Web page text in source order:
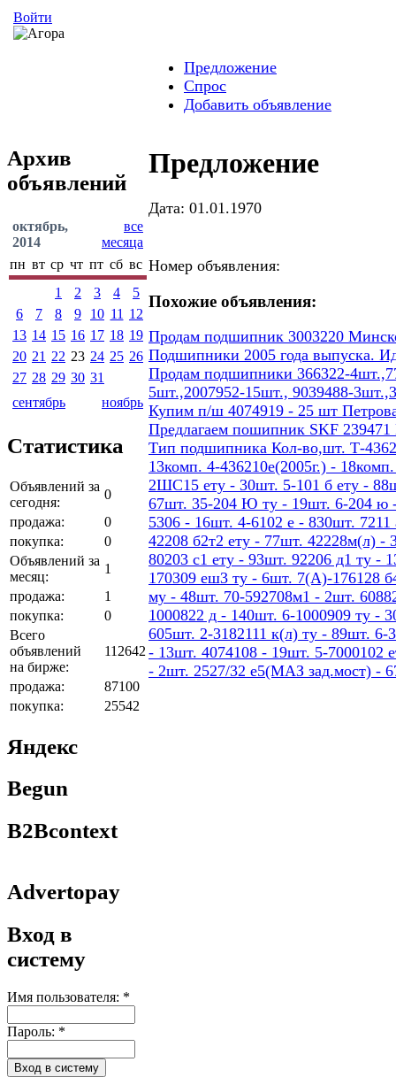
Войти
Предложение
Спрос
Добавить объявление
Архив
объявлений
октябрь,
2014
все
месяца
пн вт ср чт пт сб вс
1
2 3 4
5
6
7 8 9 10 11 12
13 14 15 16 17 18 19
20 21 22 23 24 25 26
27 28 29 30 31
сентябрь
ноябрь
Статистика
Объявлений за
сегодня:
0
продажа:
0
покупка:
0
Объявлений за
месяц:
1
продажа:
1
покупка:
0
Всего
объявлений
на бирже:
112642
продажа:
87100
покупка:
25542
Яндекс
Begun
B2Bcontext
Advertopay
Вход в
систему
Имя пользователя: *
Пароль: *
Предложение
Дата: 01.01.1970
Номер объявления:
Похожие объявления:
Продам подшипник 3003220
Подшипники 2005 года выпуска.
Продам подшипники 366322-
5шт.,2007952-15шт., 9039488-
Купим п/ш 4074919 - 25 шт
Предлагаем пошипник SKF 239471
Тип подшипника Кол-во,шт. Т-
13комп. 4-436210е(2005г.) -
2ШС15 ету - 30шт. 5-101 б ету -
67шт. 35-204 Ю ту - 19шт. 6-204 ю
5306 - 16шт. 4-6102 е - 830шт.
42208 б2т2 ету - 77шт. 42228м(л)
80203 с1 ету - 93шт. 92206 д1 ту
170309 еш3 ту - 6шт. 7(А)-176128
му - 48шт. 70-592708м1 - 2шт.
1000822 д - 140шт. 6-1000909 ту -
605шт. 2-3182111 к(л) ту - 89шт.
- 13шт. 4074108 - 19шт. 5-7000102
- 2шт. 2527/32 е5(МАЗ зад.мост) -